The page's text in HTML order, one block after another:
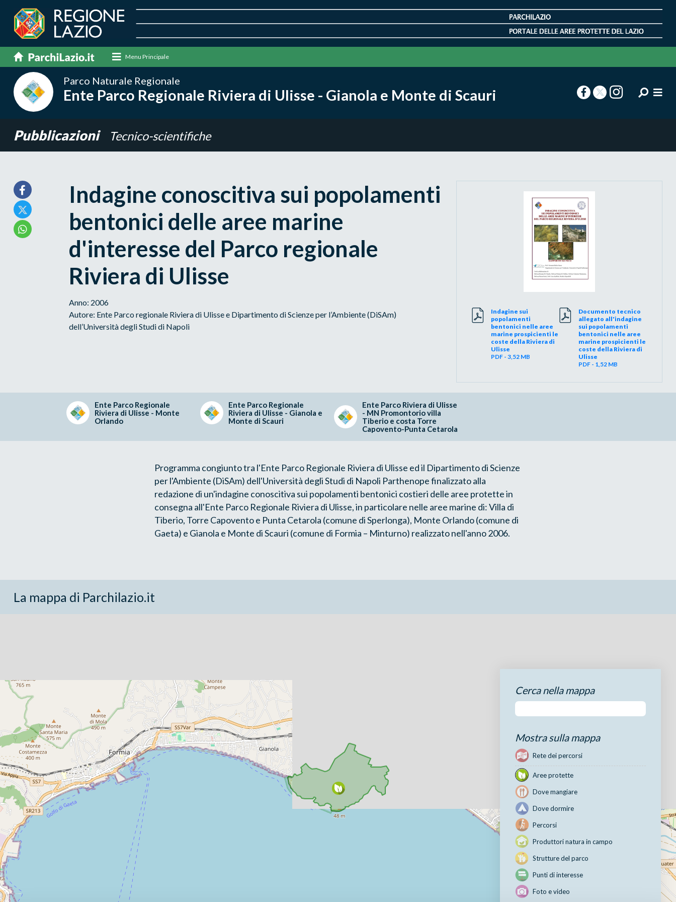
Menu Principale
Parco Naturale Regionale
Ente Parco Regionale Riviera di Ulisse - Gianola e Monte di Scauri
Pubblicazioni Tecnico-scientifiche
Indagine conoscitiva sui popolamenti
bentonici delle aree marine
d'interesse del Parco regionale
Riviera di Ulisse
Anno: 2006
Autore: Ente Parco regionale Riviera di Ulisse e Dipartimento di Scienze per l’Ambiente (DiSAm)
dell’Università degli Studi di Napoli
Indagine sui
popolamenti
bentonici nelle aree
marine prospicienti le
coste della Riviera di
Ulisse
PDF - 3,52 MB
Documento tecnico
allegato all'indagine
sui popolamenti
bentonici nelle aree
marine prospicienti le
coste della Riviera di
Ulisse
PDF - 1,52 MB
Ente Parco Regionale
Riviera di Ulisse - Monte
Orlando
Ente Parco Regionale
Riviera di Ulisse - Gianola e
Monte di Scauri
Ente Parco Riviera di Ulisse
- MN Promontorio villa
Tiberio e costa Torre
Capovento-Punta Cetarola
Programma congiunto tra l'Ente Parco Regionale Riviera di Ulisse ed il Dipartimento di Scienze
per l'Ambiente (DiSAm) dell'Università degli Studi di Napoli Parthenope finalizzato alla
redazione di un'indagine conoscitiva sui popolamenti bentonici costieri delle aree protette in
consegna all'Ente Parco Regionale Riviera di Ulisse, in particolare nelle aree marine di: Villa di
Tiberio, Torre Capovento e Punta Cetarola (comune di Sperlonga), Monte Orlando (comune di
Gaeta) e Gianola e Monte di Scauri (comune di Formia – Minturno) realizzato nell'anno 2006.
La mappa di Parchilazio.it
Cerca nella mappa
Mostra sulla mappa
Rete dei percorsi
Aree protette
Dove mangiare
Dove dormire
Percorsi
Produttori natura in campo
Strutture del parco
Punti di interesse
Foto e video